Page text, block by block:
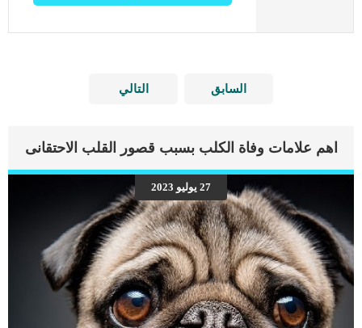
السابق التالي
اهم علامات وفاة الكلب بسبب قصور القلب الاحتقانى
27 يوليو 2023